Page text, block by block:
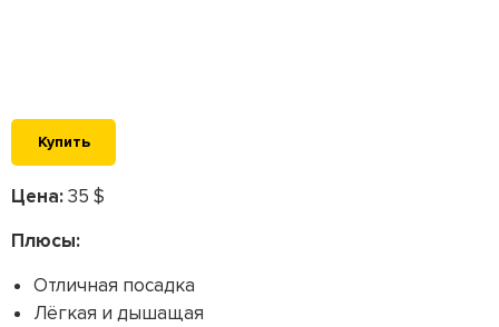
Купить
Цена:35 $
Плюсы:
Отличная посадка
Лёгкая и дышащая